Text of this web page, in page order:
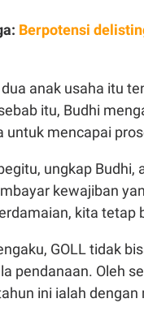
Berpotensi
anak usaha itu
itu, Budhi
untuk mencapai
ungkap Budhi,
kewajiban
kita tetap
GOLL tidak
pendanaan. Oleh
ini ialah